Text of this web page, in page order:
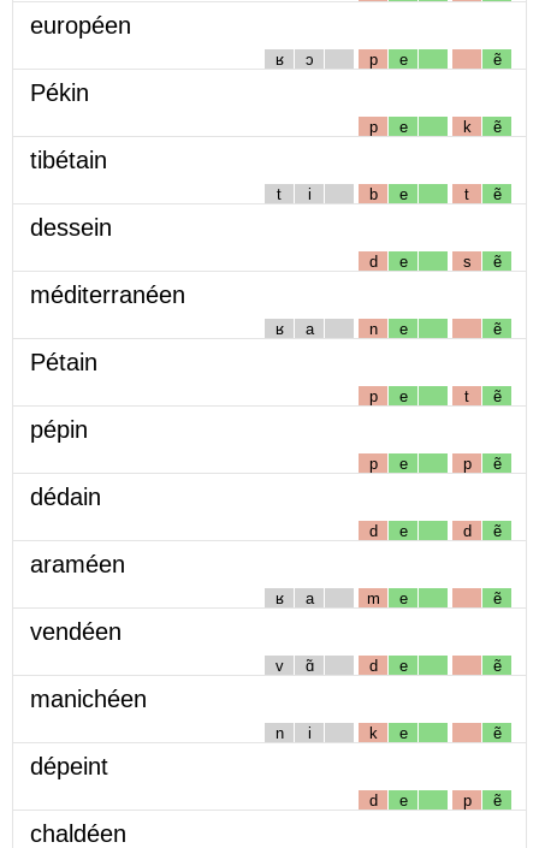
européen
ʁ ɔ p e ẽ
Pékin
p e k ẽ
tibétain
t i b e t ẽ
dessein
d e s ẽ
méditerranéen
ʁ a n e ẽ
Pétain
p e t ẽ
pépin
p e p ẽ
dédain
d e d ẽ
araméen
ʁ a m e ẽ
vendéen
v ɑ̃ d e ẽ
manichéen
n i k e ẽ
dépeint
d e p ẽ
chaldéen